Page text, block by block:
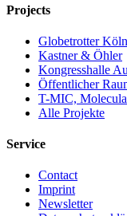
Projects
Globetrotter Köln
Kastner & Öhler
Kongresshalle
Öffentlicher
T-MIC,
Alle Projekte
Service
Contact
Imprint
Newsletter